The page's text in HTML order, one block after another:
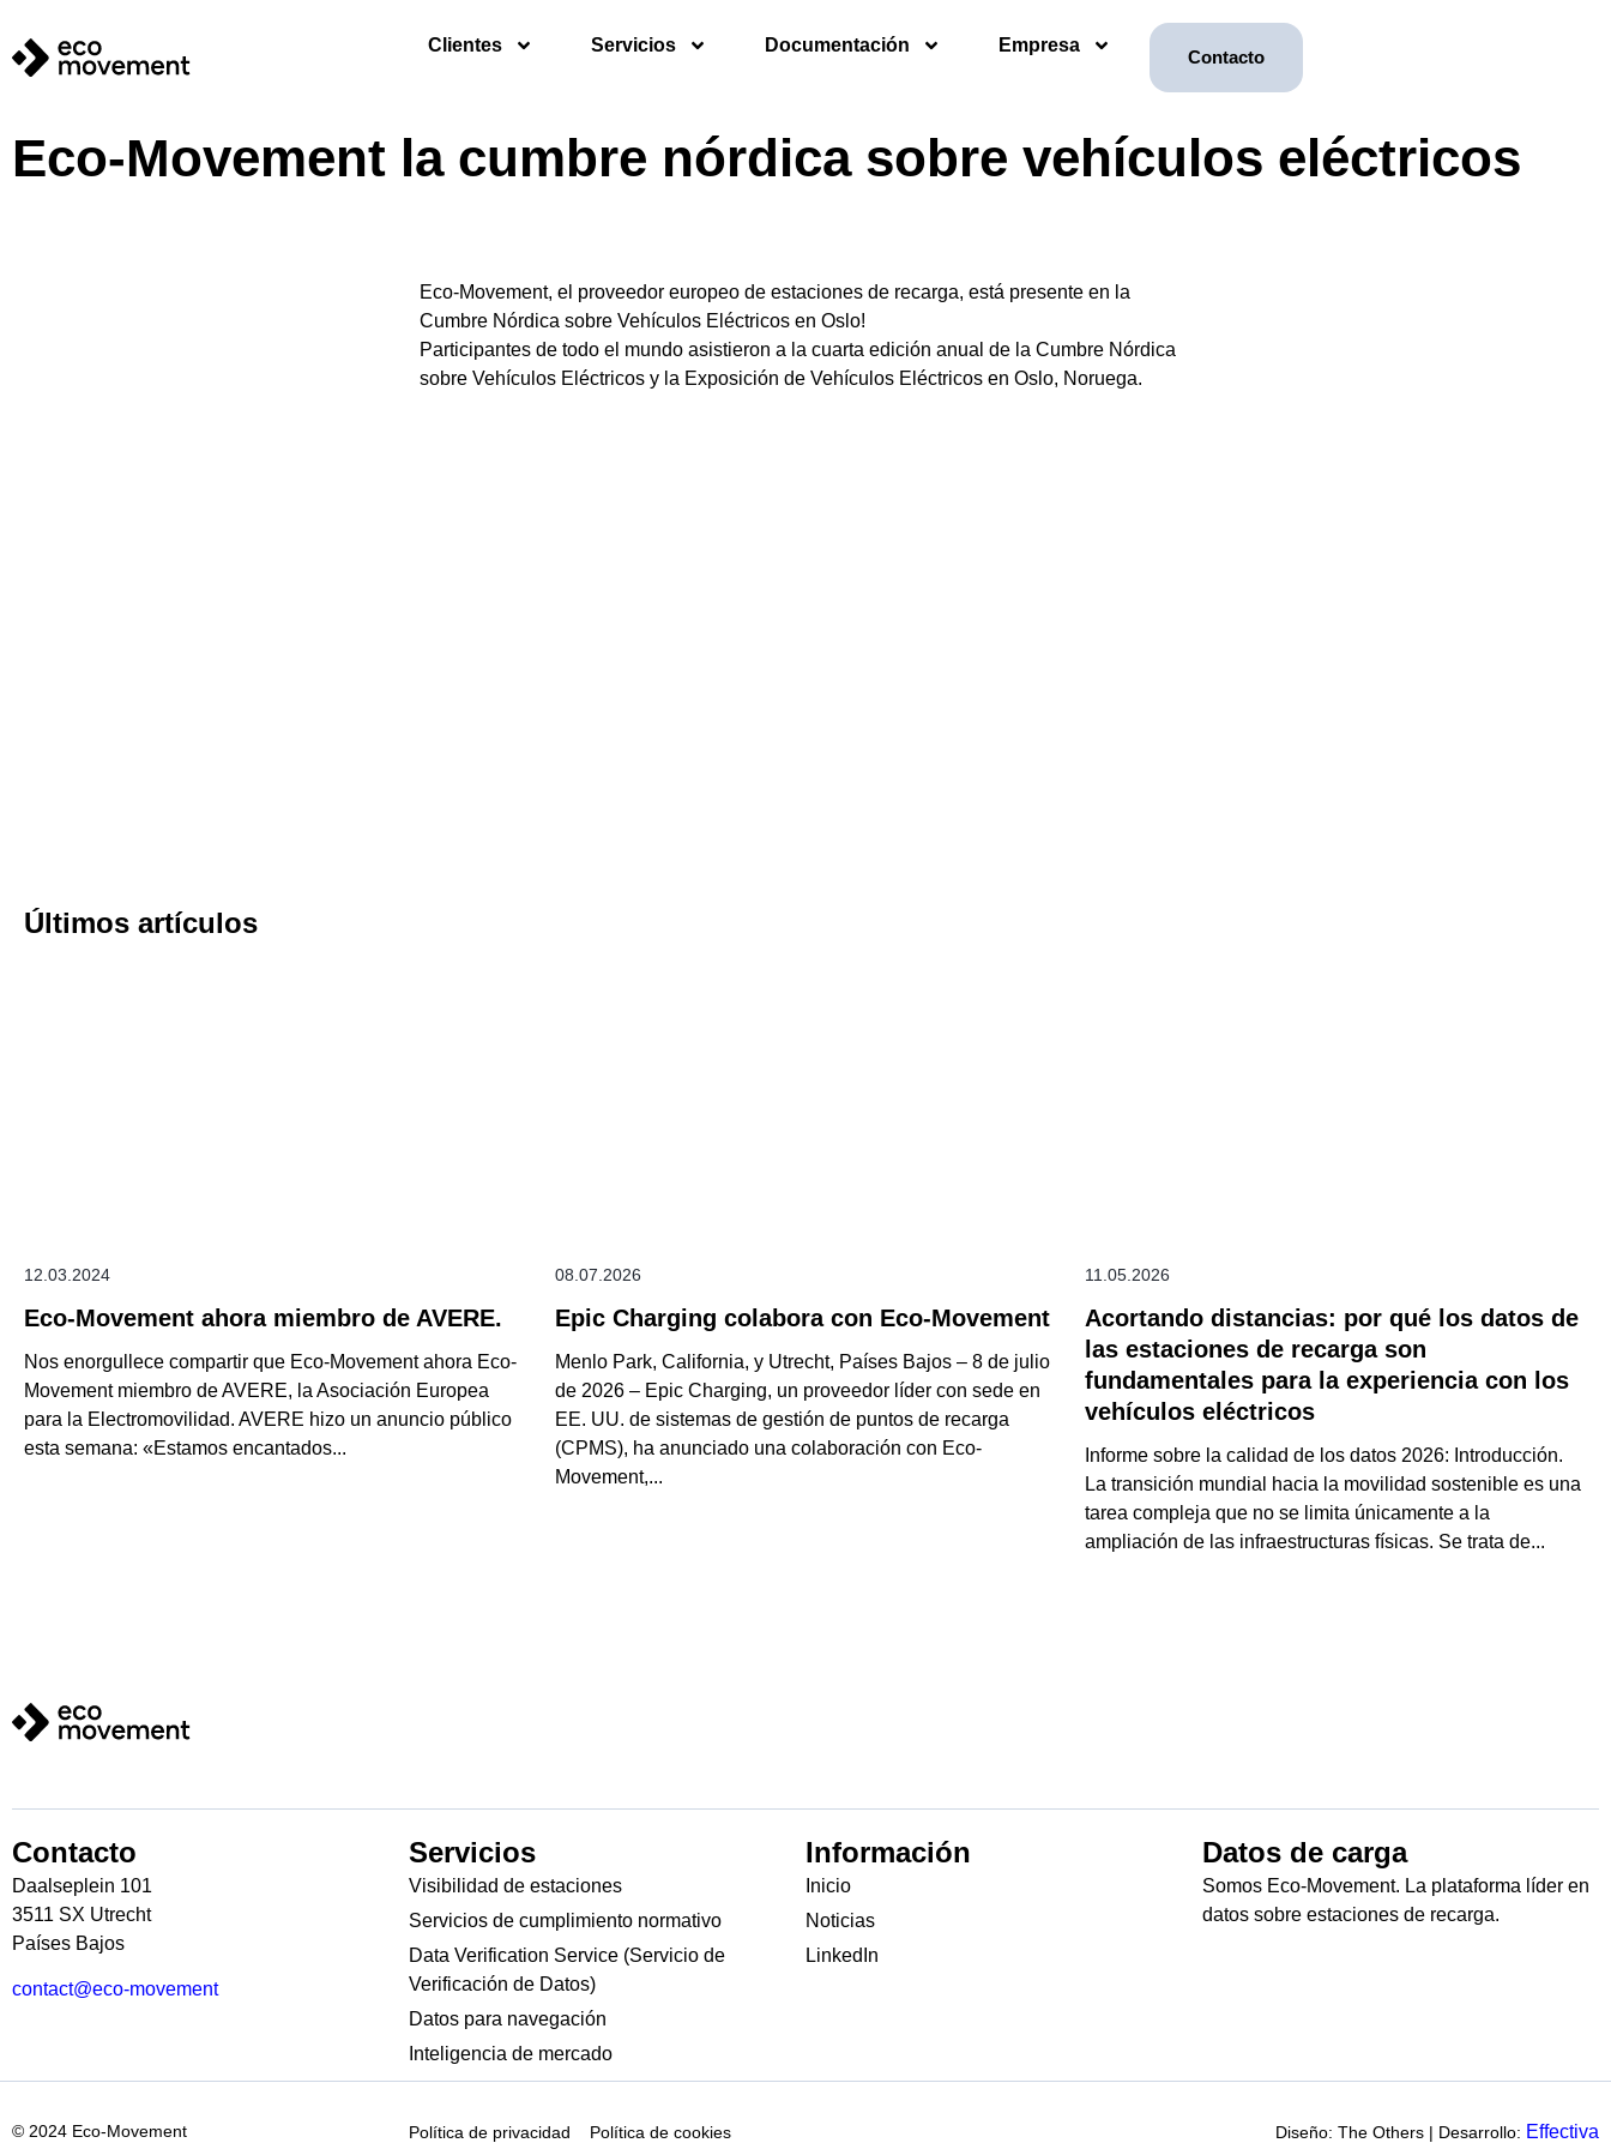
Clientes Servicios Documentación Empresa
Contacto
Eco-Movement la cumbre nórdica sobre vehículos eléctricos
Eco-Movement, el proveedor europeo de estaciones de recarga, está presente en la
Cumbre Nórdica sobre Vehículos Eléctricos en Oslo!
Participantes de todo el mundo asistieron a la cuarta edición anual de la Cumbre Nórdica
sobre Vehículos Eléctricos y la Exposición de Vehículos Eléctricos en Oslo, Noruega.
Últimos artículos
12.03.2024
Eco-Movement ahora miembro de AVERE.
Nos enorgullece compartir que Eco-Movement ahora Eco-
Movement miembro de AVERE, la Asociación Europea
para la Electromovilidad. AVERE hizo un anuncio público
esta semana: «Estamos encantados...
08.07.2026
Epic Charging colabora con Eco-Movement
Menlo Park, California, y Utrecht, Países Bajos – 8 de julio
de 2026 – Epic Charging, un proveedor líder con sede en
EE. UU. de sistemas de gestión de puntos de recarga
(CPMS), ha anunciado una colaboración con Eco-
Movement,...
11.05.2026
Acortando distancias: por qué los datos de
las estaciones de recarga son
fundamentales para la experiencia con los
vehículos eléctricos
Informe sobre la calidad de los datos 2026: Introducción.
La transición mundial hacia la movilidad sostenible es una
tarea compleja que no se limita únicamente a la
ampliación de las infraestructuras físicas. Se trata de...
Contacto
Daalseplein 101
3511 SX Utrecht
Países Bajos
contact@eco-movement
Servicios
Visibilidad de estaciones
Servicios de cumplimiento normativo
Data Verification Service (Servicio de
Verificación de Datos)
Datos para navegación
Inteligencia de mercado
Información
Inicio
Noticias
LinkedIn
Datos de carga
Somos Eco-Movement. La plataforma líder en
datos sobre estaciones de recarga.
© 2024 Eco-Movement Política de privacidad Política de cookies Diseño: The Others | Desarrollo: Effectiva